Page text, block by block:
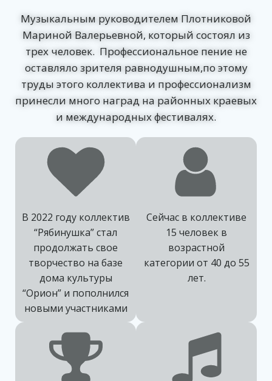
Музыкальным руководителем Плотниковой
Мариной Валерьевной, который состоял из
трех человек. Профессиональное пение не
оставляло зрителя равнодушным,по этому
труды этого коллектива и профессионализм
принесли много наград на районных краевых
и международных фестивалях.
В 2022 году коллектив
“Рябинушка” стал
продолжать свое
творчество на базе
дома культуры
“Орион” и пополнился
новыми участниками
Сейчас в коллективе
15 человек в
возрастной
категории от 40 до 55
лет.